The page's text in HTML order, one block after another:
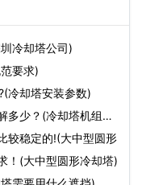
冷却塔公司)
要求)
冷却塔安装参数)
多少？(冷却塔机组的
较稳定的!(大中型圆形
！(大中型圆形冷却塔)